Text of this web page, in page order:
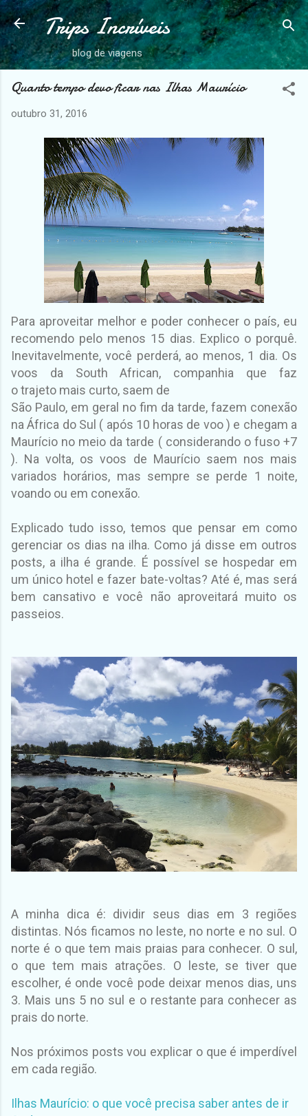
Pular para o conteúdo principal
Trips Incríveis
blog de viagens
Quanto tempo devo ficar nas Ilhas Maurício
outubro 31, 2016
Para aproveitar melhor e poder conhecer o país, eu
recomendo pelo menos 15 dias. Explico o porquê.
Inevitavelmente, você perderá, ao menos, 1 dia. Os
voos da South African, companhia que faz
otrajeto mais curto, saem de
São Paulo, em geral no fim da tarde, fazem conexão
na África do Sul ( após 10 horas de voo ) e chegam a
Maurício no meio da tarde ( considerando o fuso +7
). Na volta, os voos de Maurício saem nos mais
variados horários, mas sempre se perde 1 noite,
voando ou em conexão.
Explicado tudo isso, temos que pensar em como
gerenciar os dias na ilha. Como já disse em outros
posts, a ilha é grande. É possível se hospedar em
um único hotel e fazer bate-voltas? Até é, mas será
bem cansativo e você não aproveitará muito os
passeios.
A minha dica é: dividir seus dias em 3 regiões
distintas. Nós ficamos no leste, no norte e no sul. O
norte é o que tem mais praias para conhecer. O sul,
o que tem mais atrações. O leste, se tiver que
escolher, é onde você pode deixar menos dias, uns
3. Mais uns 5 no sul e o restante para conhecer as
prais do norte.
Nos próximos posts vou explicar o que é imperdível
em cada região.
Ilhas Maurício: o que você precisa saber antes de ir